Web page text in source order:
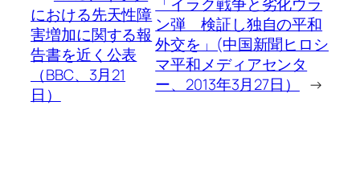
における先天性障
害増加に関する報
告書を近く公表
（BBC、3月21
日）
「イラク戦争と劣化ウラ
ン弾 検証し独自の平和
外交を」(中国新聞ヒロシ
マ平和メディアセンタ
ー、2013年3月27日）
→